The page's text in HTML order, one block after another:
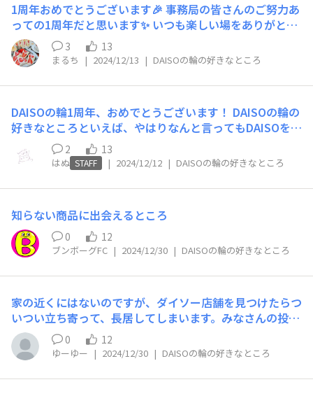
1周年おめでとうございます🎉 事務局の皆さんのご努力あ
っての1周年だと思います✨ いつも楽しい場をありがとう
ございます🙇 DAISOの輪の好きなところ、 ・自分の好き
を発信して、リアクションをもらえる ・他の人の投稿か
ら、DAISOを新規開拓できる （皆さんの投稿を見て何点
購入したことか😂笑） ・事務局さんとの繋がり ・メンバ
間が好き😍！ （朝イチ暗闇でログインしてます笑） 最近
DAISOに子供を連れて行きすぎて、 「ママが好きな歌歌
ってあげるね♪」 「ダイソー、ダイソー（店内放送）」
「ハッピープライスパラダイス（4歳時にはプライスの発
ダイソーラーになること間違いなしです😂
3 13
まるち | 2024/12/13 | DAISOの輪の好きなところ
DAISOの輪1周年、おめでとうございます！ DAISOの輪の
好きなところといえば、やはりなんと言ってもDAISOを好
きな人たちが集まれる場所なところ！ 好きなものを好き
な人たちで語り合ったり、投稿を読んだり書いたりできる
ってすごく嬉しいことだと思うんです！ たくさんの人が
このことについて投稿されているとは思いますが、それだ
思います。 参加させていただいて日は浅いですが、これ
からもDAISOの輪でDAISOのことをたくさん追いかけて行
けたらいいなと思います。 今後の発展に期待です！楽し
2 13
はぬ STAFF | 2024/12/12 | DAISOの輪の好きなところ
知らない商品に出会えるところ
0 12
ブンボーグFC | 2024/12/30 | DAISOの輪の好きなところ
家の近くにはないのですが、ダイソー店舗を見つけたらつ
いつい立ち寄って、長居してしまいます。みなさんの投稿
を参考にしてワクワクしながら買い物させていだたいてま
す！
0 12
ゆーゆー | 2024/12/30 | DAISOの輪の好きなところ